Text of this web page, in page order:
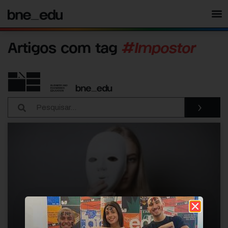
Artigos com tag #Impostor
›